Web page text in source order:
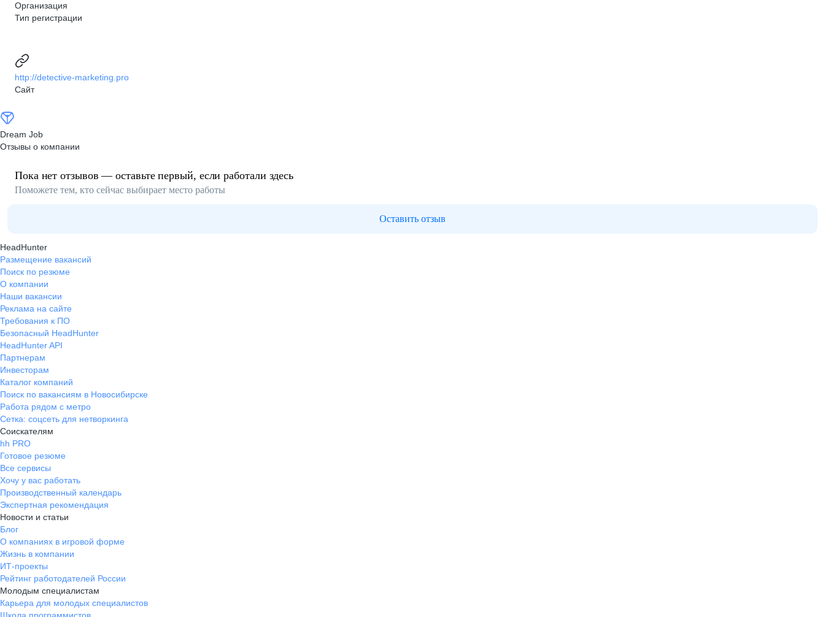
Организация
Тип регистрации
http://detective-marketing.pro
Сайт
Dream Job
Отзывы о компании
Пока нет отзывов — оставьте первый, если работали здесь
Поможете тем, кто сейчас выбирает место работы
Оставить отзыв
HeadHunter
Размещение вакансий
Поиск по резюме
О компании
Наши вакансии
Реклама на сайте
Требования к ПО
Безопасный HeadHunter
HeadHunter API
Партнерам
Инвесторам
Каталог компаний
Поиск по вакансиям в Новосибирске
Работа рядом с метро
Сетка: соцсеть для нетворкинга
Соискателям
hh PRO
Готовое резюме
Все сервисы
Хочу у вас работать
Производственный календарь
Экспертная рекомендация
Новости и статьи
Блог
О компаниях в игровой форме
Жизнь в компании
ИТ-проекты
Рейтинг работодателей России
Молодым специалистам
Карьера для молодых специалистов